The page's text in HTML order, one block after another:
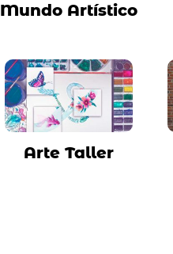
Mundo Artístico
Arte Taller